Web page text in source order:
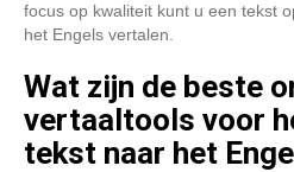
focus op kwaliteit kunt u een tekst
het Engels vertalen.
Wat zijn de beste
vertaaltools voor
tekst naar het